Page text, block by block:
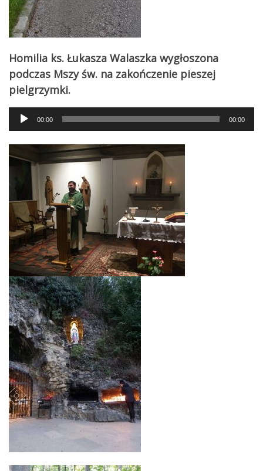
Homilia ks. Łukasza Walaszka wygłoszona
podczas Mszy św. na zakończenie pieszej
pielgrzymki.
Audio
Player
00:00 00:00